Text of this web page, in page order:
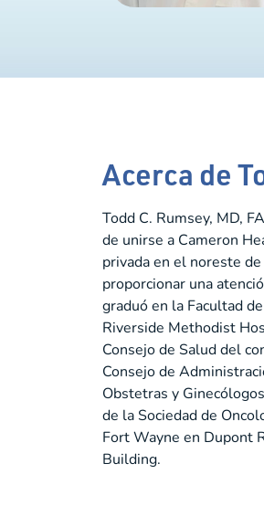
Acerca de
Todd C. Rumsey, MD,
de unirse a Cameron
privada en el noreste
proporcionar una
graduó en la Facultad
Riverside Methodist
Consejo de Salud del
Consejo de
Obstetras y
de la Sociedad de
Fort Wayne en Dupont
Building.